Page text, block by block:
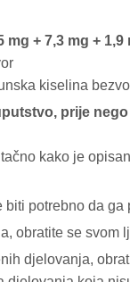
mg + 7,3 mg + 1,9
kiselina
prije
kako je
biti potrebno da ga
obratite se svom
djelovanja,